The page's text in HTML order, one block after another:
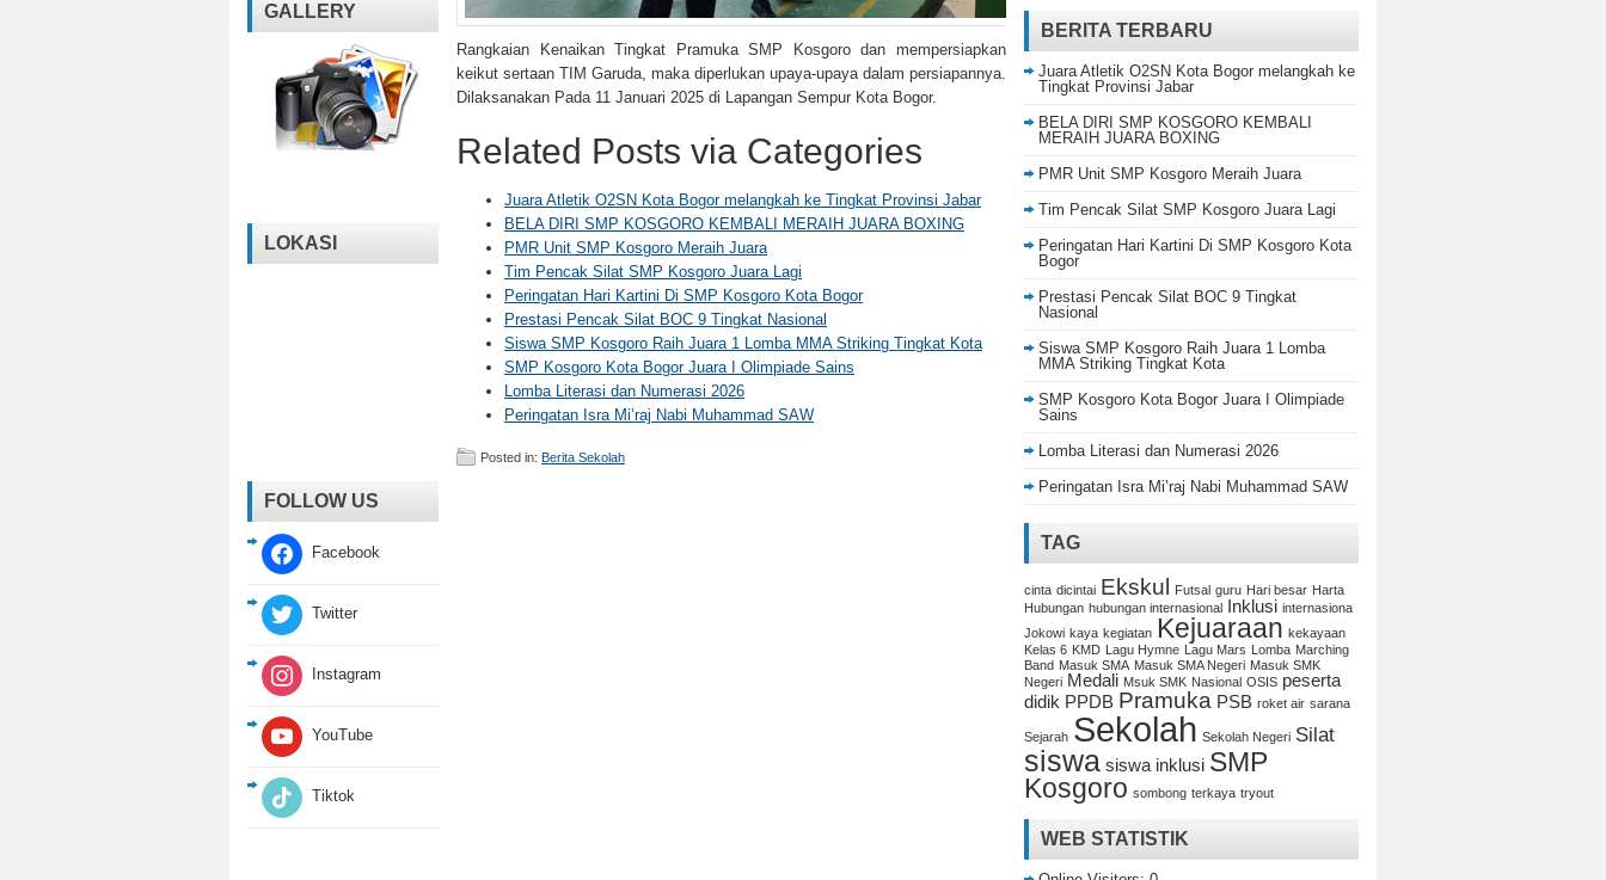
Rangkaian Kenaikan Tingkat Pramuka SMP Kosgoro dan mempersiapkan
keikut sertaan TIM Garuda, maka diperlukan upaya-upaya dalam persiapannya.
Dilaksanakan Pada 11 Januari 2025 di Lapangan Sempur Kota Bogor.
Related Posts via Categories
Juara Atletik O2SN Kota Bogor melangkah ke Tingkat Provinsi Jabar
BELA DIRI SMP KOSGORO KEMBALI MERAIH JUARA BOXING
PMR Unit SMP Kosgoro Meraih Juara
Tim Pencak Silat SMP Kosgoro Juara Lagi
Peringatan Hari Kartini Di SMP Kosgoro Kota Bogor
Prestasi Pencak Silat BOC 9 Tingkat Nasional
Siswa SMP Kosgoro Raih Juara 1 Lomba MMA Striking Tingkat Kota
SMP Kosgoro Kota Bogor Juara I Olimpiade Sains
Lomba Literasi dan Numerasi 2026
Peringatan Isra Mi’raj Nabi Muhammad SAW
Posted in: Berita Sekolah
GALLERY
LOKASI
FOLLOW US
Facebook
Twitter
Instagram
YouTube
Tiktok
BERITA TERBARU
Juara Atletik O2SN Kota Bogor melangkah ke
Tingkat Provinsi Jabar
BELA DIRI SMP KOSGORO KEMBALI
MERAIH JUARA BOXING
PMR Unit SMP Kosgoro Meraih Juara
Tim Pencak Silat SMP Kosgoro Juara Lagi
Peringatan Hari Kartini Di SMP Kosgoro Kota
Bogor
Prestasi Pencak Silat BOC 9 Tingkat
Nasional
Siswa SMP Kosgoro Raih Juara 1 Lomba
MMA Striking Tingkat Kota
SMP Kosgoro Kota Bogor Juara I Olimpiade
Sains
Lomba Literasi dan Numerasi 2026
Peringatan Isra Mi’raj Nabi Muhammad SAW
TAG
cinta dicintai Ekskul Futsal guru Hari besar Harta
Hubungan hubungan internasional Inklusi internasiona
Jokowi kaya kegiatan Kejuaraan kekayaan
Kelas 6 KMD Lagu Hymne Lagu Mars Lomba Marching
Band Masuk SMA Masuk SMA Negeri Masuk SMK
Negeri Medali Msuk SMK Nasional OSIS peserta
didik PPDB Pramuka PSB roket air sarana
Sejarah Sekolah Sekolah Negeri Silat
siswa siswa inklusi SMP
Kosgoro sombong terkaya tryout
WEB STATISTIK